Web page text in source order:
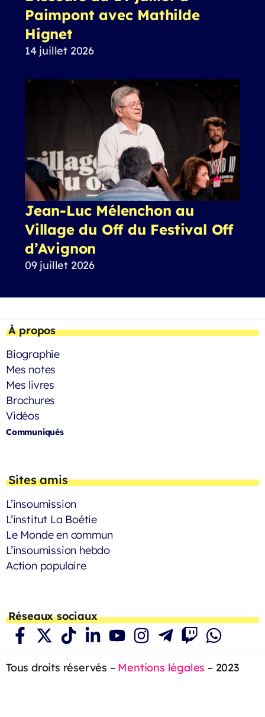
Paimpont avec Mathilde
Hignet
14 juillet 2026
Jean-Luc Mélenchon au
Village du Off du Festival Off
d’Avignon
09 juillet 2026
À propos
Biographie
Mes notes
Mes livres
Brochures
Vidéos
Communiqués
Sites amis
L’insoumission
L’institut La Boétie
Le Monde en commun
L’insoumission hebdo
Action populaire
Réseaux sociaux
Tous droits réservés – Mentions légales – 2023